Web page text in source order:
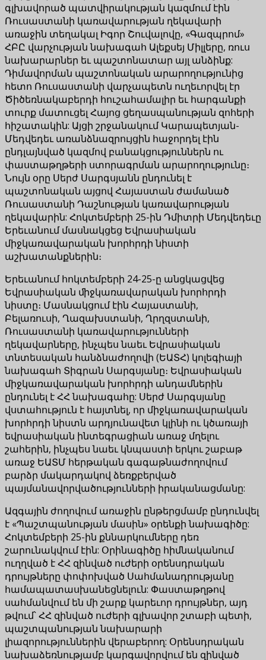
գլխավորած պատվիրակության կազմում էին
Ռուսաստանի կառավարության ղեկավարի
առաջին տեղակալ Իգոր Շուվալովը, «Գազպրոմ»
ՀԲԸ վարչության նախագահ Ալեքսեյ Միլլերը, ռուս
նախարարներ եւ պաշտոնատար այլ անձինք:
Դիմավորման պաշտոնական արարողությունից
հետո Ռուսաստանի վարչապետն ուղեւորվել էր
Ծիծեռնակաբերդի հուշահամալիր եւ հարգանքի
տուրք մատուցել Հայոց ցեղասպանության զոհերի
հիշատակին: Այցի շրջանակում Կարապետյան-
Մեդվեդեւ առանձնազրույցին հաջորդել էին
ընդլայնված կազմով բանակցություններն ու
փաստաթղթերի ստորագրման արարողությունը։
Նույն օրը Սերժ Սարգսյանն ընդունել է
պաշտոնական այցով Հայաստան ժամանած
Ռուսաստանի Դաշնության կառավարության
ղեկավարին: Հոկտեմբերի 25-ին Դմիտրի Մեդվեդեւը
Երեւանում մասնակցեց Եվրասիական
միջկառավարական խորհրդի նիստի
աշխատանքներին։
Երեւանում հոկտեմբերի 24-25-ը անցկացվեց
Եվրասիական ﬕջկառավարական խորհրդի
նիստը։ Մասնակցում էին Հայաստանի,
Բելառուսի, Ղազախստանի, Ղրղզստանի,
Ռուսաստանի կառավարությունների
ղեկավարները, ինչպես նաեւ Եվրասիական
տնտեսական հանձնաժողովի (ԵԱՏՀ) կոլեգիայի
նախագահ Տիգրան Սարգսյանը։ Եվրասիական
միջկառավարական խորհրդի անդամներին
ընդունել է ՀՀ նախագահը: Սերժ Սարգսյանը
վստահություն է հայտնել, որ միջկառավարական
խորհրդի նիստն արդյունավետ կլինի ու կծառայի
եվրասիական ինտեգրացիան առաջ մղելու
շահերին, ինչպես նաեւ կնպաստի երկու շաբաթ
առաջ ԵԱՏՄ հերթական գագաթնաժողովում
բարձր մակարդակով ձեռքբերված
պայմանավորվածությունների իրականացմանը:
Ազգային ժողովում առաջին ընթերցմամբ ընդունվել
է «Պաշտպանության մասին» օրենքի նախագիծը:
Հոկտեմբերի 25-ին քննարկումները դեռ
շարունակվում էին: Օրինագիծը հիմնականում
ուղղված է ՀՀ զինված ուժերի օրենսդրական
դրույթները փոփոխված Սահմանադրությանը
համապատասխանեցնելուն: Փաստաթղթով
սահմանվում են մի շարք կարեւոր դրույթներ, այդ
թվում՝ ՀՀ զինված ուժերի գլխավոր շտաբի պետի,
պաշտպանության նախարարի
լիազորություններին վերաբերող: Օրենսդրական
նախաձեռնությամբ կարգավորվում են զինված